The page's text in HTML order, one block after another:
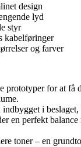
design
lyd
styr
kabelføringer
og farver
prototyper for at få
i
en perfekt
toner – en